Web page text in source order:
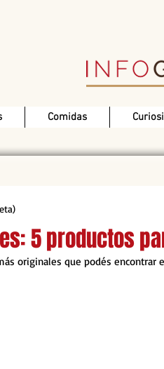
Comidas
5 productos
originales que podés encontrar